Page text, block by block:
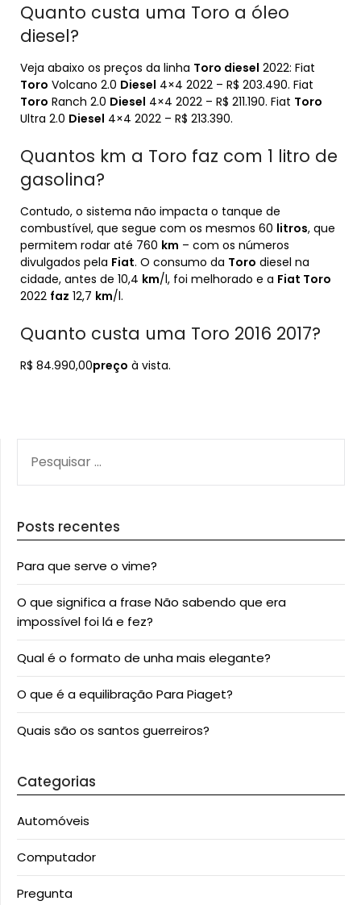
Quanto custa uma Toro a óleo
diesel?
Veja abaixo os preços da linha Toro diesel 2022: Fiat
Toro Volcano 2.0 Diesel 4×4 2022 – R$ 203.490. Fiat
Toro Ranch 2.0 Diesel 4×4 2022 – R$ 211.190. Fiat Toro
Ultra 2.0 Diesel 4×4 2022 – R$ 213.390.
Quantos km a Toro faz com 1 litro de
gasolina?
Contudo, o sistema não impacta o tanque de
combustível, que segue com os mesmos 60 litros, que
permitem rodar até 760 km – com os números
divulgados pela Fiat. O consumo da Toro diesel na
cidade, antes de 10,4 km/l, foi melhorado e a Fiat Toro
2022 faz 12,7 km/l.
Quanto custa uma Toro 2016 2017?
R$ 84.990,00preço à vista.
POR:
Posts recentes
Para que serve o vime?
O que significa a frase Não sabendo que era
impossível foi lá e fez?
Qual é o formato de unha mais elegante?
O que é a equilibração Para Piaget?
Quais são os santos guerreiros?
Categorias
Automóveis
Computador
Pregunta